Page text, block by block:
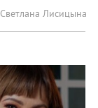
Светлана Лисицына